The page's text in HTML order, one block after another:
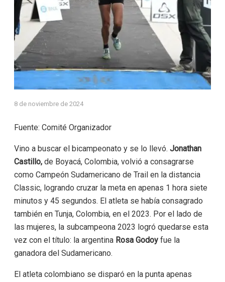
8 de noviembre de 2024
Fuente: Comité Organizador
Vino a buscar el bicampeonato y se lo llevó. Jonathan
Castillo,de Boyacá, Colombia, volvió a consagrarse
como Campeón Sudamericano de Trail en la distancia
Classic, logrando cruzar la meta en apenas 1 hora siete
minutos y 45 segundos. El atleta se había consagrado
también en Tunja, Colombia, en el 2023. Por el lado de
las mujeres, la subcampeona 2023 logró quedarse esta
vez con el título: la argentina Rosa Godoyfue la
ganadora del Sudamericano.
El atleta colombiano se disparó en la punta apenas